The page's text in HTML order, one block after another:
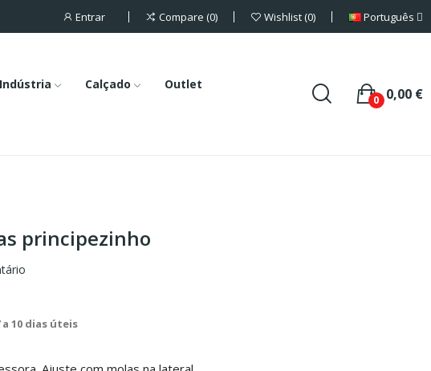
Entrar Compare 0 Wishlist 0 Português
Indústria Calçado
Outlet
0,00 €
0
principezinho
10 dias úteis